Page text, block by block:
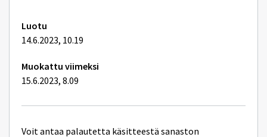
Luotu
14.6.2023, 10.19
Muokattu viimeksi
15.6.2023, 8.09
Voit antaa palautetta käsitteestä sanaston